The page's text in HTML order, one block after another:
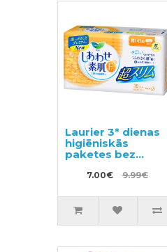
Laurier 3* dienas
higiēniskās
paketes bez
spārniņiem 17cm
32gab7.00€ 9.99€